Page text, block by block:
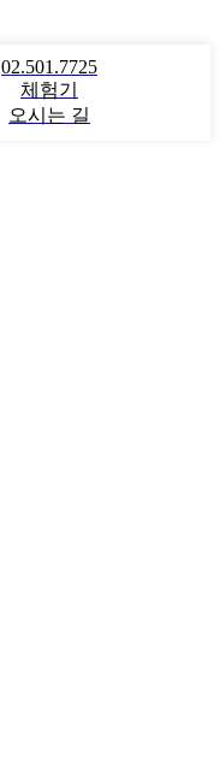
02.501.7725
체험기
오시는 길